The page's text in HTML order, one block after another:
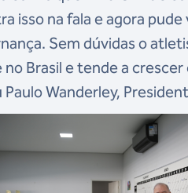
isso na fala e agora
Sem dúvidas o
no Brasil e tende a
Wanderley,